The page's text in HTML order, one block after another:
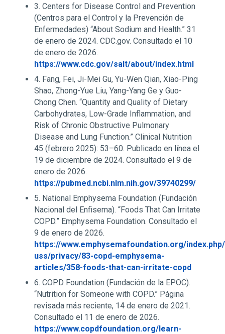
3. Centers for Disease Control and Prevention
(Centros para el Control y la Prevención de
Enfermedades) “About Sodium and Health.” 31
de enero de 2024. CDC.gov. Consultado el 10
de enero de 2026.
https://www.cdc.gov/salt/about/index.html
4. Fang, Fei, Ji-Mei Gu, Yu-Wen Qian, Xiao-Ping
Shao, Zhong-Yue Liu, Yang-Yang Ge y Guo-
Chong Chen. “Quantity and Quality of Dietary
Carbohydrates, Low-Grade Inflammation, and
Risk of Chronic Obstructive Pulmonary
Disease and Lung Function.” Clinical Nutrition
45 (febrero 2025): 53–60. Publicado en línea el
19 de diciembre de 2024. Consultado el 9 de
enero de 2026.
https://pubmed.ncbi.nlm.nih.gov/39740299/
5. National Emphysema Foundation (Fundación
Nacional del Enfisema). “Foods That Can Irritate
COPD.” Emphysema Foundation. Consultado el
9 de enero de 2026.
https://www.emphysemafoundation.org/
uss/privacy/83-copd-emphysema-
articles/358-foods-that-can-irritate-copd
6. COPD Foundation (Fundación de la EPOC).
“Nutrition for Someone with COPD.” Página
revisada más reciente, 14 de enero de 2021.
Consultado el 11 de enero de 2026.
https://www.copdfoundation.org/learn-